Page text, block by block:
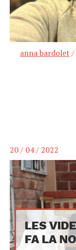
anna bardolet /
20 / 04 / 2022
LES
FA LA